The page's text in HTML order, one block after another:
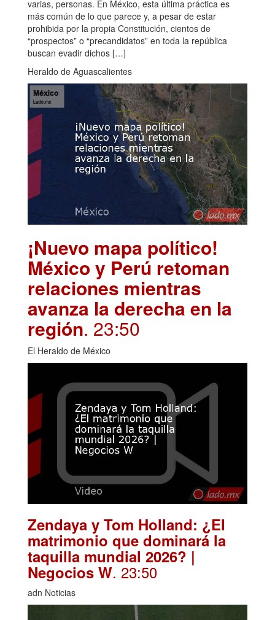
varias, personas. En México, esta última práctica es
más común de lo que parece y, a pesar de estar
prohibida por la propia Constitución, cientos de
“prospectos” o “precandidatos” en toda la república
buscan evadir dichos […]
Heraldo de Aguascalientes
¡Nuevo mapa político!
México y Perú retoman
relaciones mientras
avanza la derecha en la
región. 23:50
El Heraldo de México
Zendaya y Tom Holland: ¿El
matrimonio que dominará la
taquilla mundial 2026? |
Negocios W. 23:50
adn Noticias